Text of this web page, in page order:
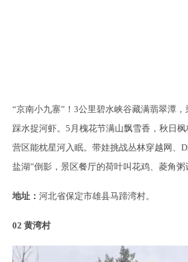
“京南小九寨”！3公里碧水峡谷藏满翡翠潭
踩水捉河虾。5月槐花节满山飘雪香，秋日
营区能枕星河入眠。带娃挑战丛林穿越网、
盐湖”倒影，景区餐厅的荷叶叫花鸡、菱角粥
地址： 河北省保定市雄县马蹄湾村。
02 黄湾村